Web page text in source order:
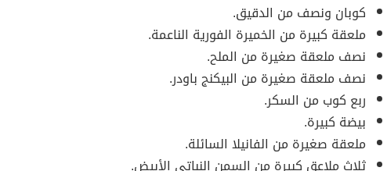
كوبان ونصف من الدقيق.
ملعقة كبيرة من الخميرة الفورية الناعمة.
نصف ملعقة صغيرة من الملح.
نصف ملعقة صغيرة من البيكنج باودر.
ربع كوب من السكر.
بيضة كبيرة.
ملعقة صغيرة من الفانيلا السائلة.
ثلاث ملاعق كبيرة من السمن النباتي الأبيض.